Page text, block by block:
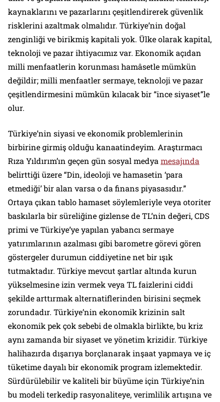
kaynaklarını ve pazarlarını çeşitlendirerek güvenlik
risklerini azaltmak olmalıdır. Türkiye’nin doğal
zenginliği ve birikmiş kapitali yok. Ülke olarak kapital,
teknoloji ve pazar ihtiyacımız var. Ekonomik açıdan
milli menfaatlerin korunması hamâsetle mümkün
değildir; milli menfaatler sermaye, teknoloji ve pazar
çeşitlendirmesini mümkün kılacak bir “ince siyaset”le
olur.
Türkiye’nin siyasi ve ekonomik problemlerinin
birbirine girmiş olduğu kanaatindeyim. Araştırmacı
Rıza Yıldırım’ın geçen gün sosyal medya mesajında
belirttiği üzere “Din, ideoloji ve hamasetin ‘para
etmediği’ bir alan varsa o da finans piyasasıdır.”
Ortaya çıkan tablo hamaset söylemleriyle veya otoriter
baskılarla bir süreliğine gizlense de TL’nin değeri, CDS
primi ve Türkiye’ye yapılan yabancı sermaye
yatırımlarının azalması gibi barometre görevi gören
göstergeler durumun ciddiyetine net bir ışık
tutmaktadır. Türkiye mevcut şartlar altında kurun
yükselmesine izin vermek veya TL faizlerini ciddi
şekilde arttırmak alternatiflerinden birisini seçmek
zorundadır. Türkiye’nin ekonomik krizinin salt
ekonomik pek çok sebebi de olmakla birlikte, bu kriz
aynı zamanda bir siyaset ve yönetim krizidir. Türkiye
halihazırda dışarıya borçlanarak inşaat yapmaya ve iç
tüketime dayalı bir ekonomik program izlemektedir.
Sürdürülebilir ve kaliteli bir büyüme için Türkiye’nin
bu modeli terkedip rasyonaliteye, verimlilik artışına ve